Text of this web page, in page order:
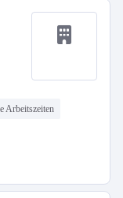
Arbeitszeiten